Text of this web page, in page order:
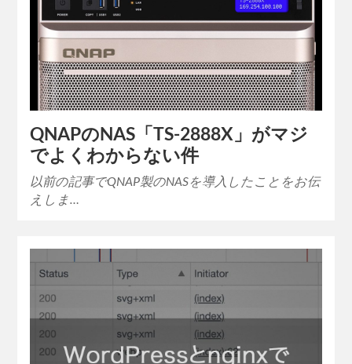
QNAPのNAS「TS-2888X」がマジ
でよくわからない件
以前の記事でQNAP製のNASを導入したことをお伝
えしま…